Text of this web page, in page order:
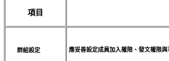
項目
群組設定 應妥善設定成員加入權限、發文權限